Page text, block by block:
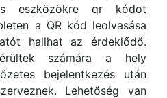
eszközökre qr kódot
a QR kód leolvasása
hallhat az érdeklődő.
számára a hely
bejelentkezés után
Lehetőség van